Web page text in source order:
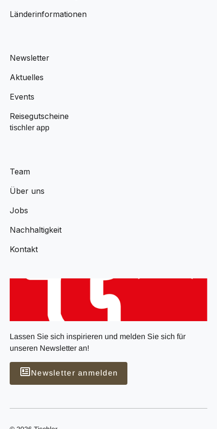
Länderinformationen
Newsletter
Aktuelles
Events
Reisegutscheine
tischler app
Team
Über uns
Jobs
Nachhaltigkeit
Kontakt
Lassen Sie sich inspirieren und melden Sie sich für
unseren Newsletter an!
Newsletter anmelden